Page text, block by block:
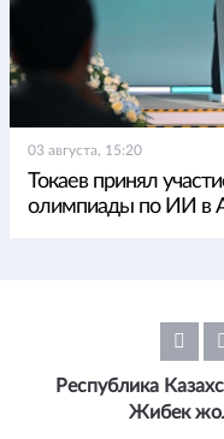
03 августа, 15:20
Токаев принял
олимпиады по ИИ в
Республика
Жибек